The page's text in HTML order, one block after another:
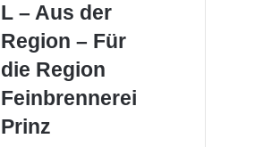
Region
–
Für
die
Region
L – Aus der
Region – Für
die Region
Feinbrennerei
Feinbrennerei
Prinz